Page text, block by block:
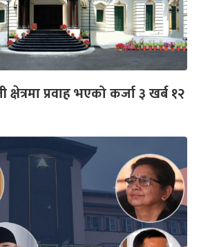
क्षेत्रमा प्रवाह भएको कर्जा ३ खर्ब १२